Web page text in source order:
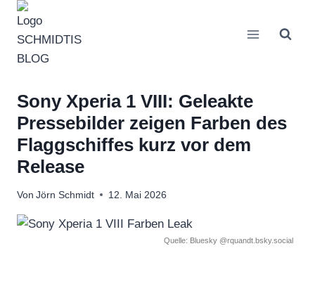
Zum
Inhalt
springen
Sony Xperia 1 VIII: Geleakte
Pressebilder zeigen Farben des
Flaggschiffes kurz vor dem
Release
Von Jörn Schmidt 12. Mai 2026
Quelle: Bluesky @rquandt.bsky.social‬